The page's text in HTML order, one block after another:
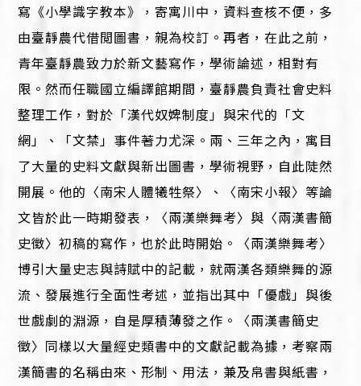
寫《小學識字教本》，寄寓川中，資料查核不便，多
由臺靜農代借閲圖書，親為校訂。再者，在此之前，
青年臺靜農致力於新文藝寫作，學術論述，相對有
限。然而任職國立編譯館期間，臺靜農負責社會史料
整理工作，對於「漢代奴婢制度」與宋代的「文
網」、「文禁」事件著力尤深。兩、三年之內，寓目
了大量的史料文獻與新出圖書，學術視野，自此陡然
開展。他的〈南宋人體犧牲祭〉、〈南宋小報〉等論
文皆於此一時期發表，〈兩漢樂舞考〉與〈兩漢書簡
史徵〉初稿的寫作，也於此時開始。〈兩漢樂舞考〉
博引大量史志與詩賦中的記載，就兩漢各類樂舞的源
流、發展進行全面性考述，並指出其中「優戲」與後
世戲劇的淵源，自是厚積薄發之作。〈兩漢書簡史
徵〉同樣以大量經史類書中的文獻記載為據，考察兩
漢簡書的名稱由來、形制、用法，兼及帛書與紙書，